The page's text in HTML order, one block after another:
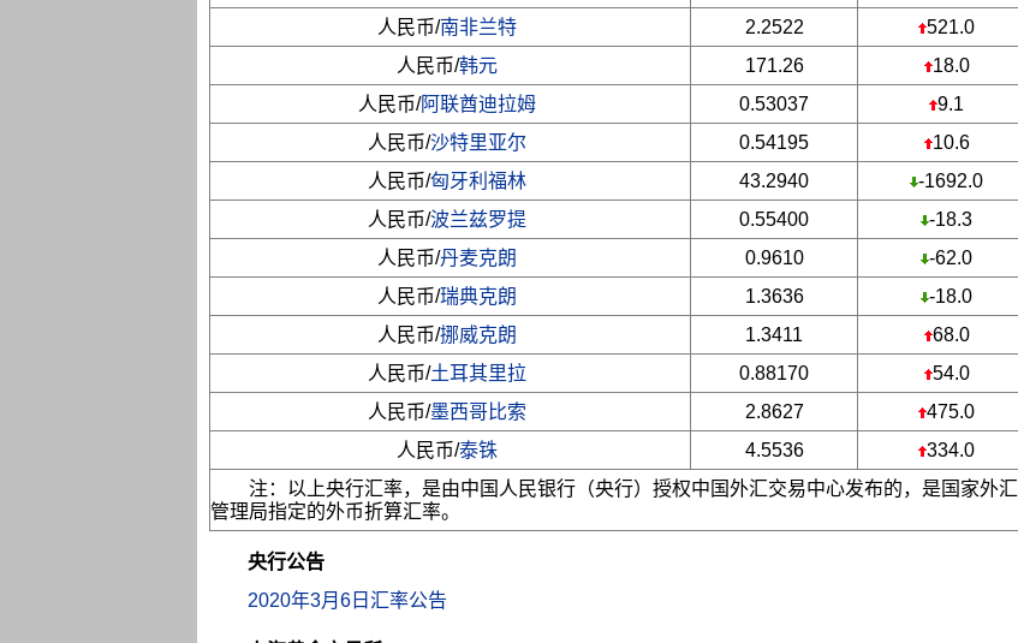
人民币/南非兰特 2.2522
521.0
人民币/韩元 171.26
18.0
人民币/阿联酋迪拉姆 0.53037
9.1
人民币/沙特里亚尔 0.54195
10.6
人民币/匈牙利福林 43.2940
-1692.0
人民币/波兰兹罗提 0.55400
-18.3
人民币/丹麦克朗 0.9610
-62.0
人民币/瑞典克朗 1.3636
-18.0
人民币/挪威克朗 1.3411
68.0
人民币/土耳其里拉 0.88170
54.0
人民币/墨西哥比索 2.8627
475.0
人民币/泰铢 4.5536
334.0
注：以上央行汇率，是由中国人民银行（央行）授权中国外汇交易中心发布的，是国家外汇
管理局指定的外币折算汇率。
央行公告
2020年3月6日汇率公告